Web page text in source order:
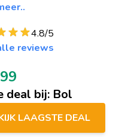
4.8/5
reviews
deal bij: Bol
LAAGSTE DEAL